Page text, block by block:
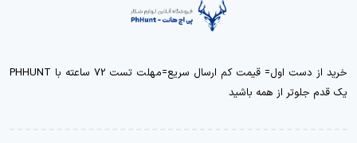
خرید از دست اول= قیمت کم ارسال سریع=مهلت تست 72 ساعته با PHHUNT
یک قدم جلوتر از همه باشید